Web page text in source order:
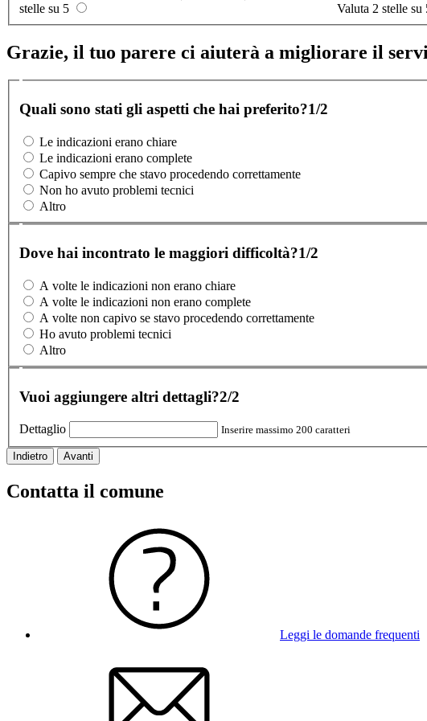
stelle su 5 Valuta 2 stelle su
Grazie, il tuo parere ci aiuterà a migliorare il
Quali sono stati gli aspetti che hai preferito?1/2
Le indicazioni erano chiare
Le indicazioni erano complete
Capivo sempre che stavo procedendo correttamente
Non ho avuto problemi tecnici
Altro
Dove hai incontrato le maggiori difficoltà?1/2
A volte le indicazioni non erano chiare
A volte le indicazioni non erano complete
A volte non capivo se stavo procedendo correttamente
Ho avuto problemi tecnici
Altro
Vuoi aggiungere altri dettagli?2/2
Dettaglio Inserire massimo 200 caratteri
Indietro Avanti
Contatta il comune
Leggi le domande frequenti